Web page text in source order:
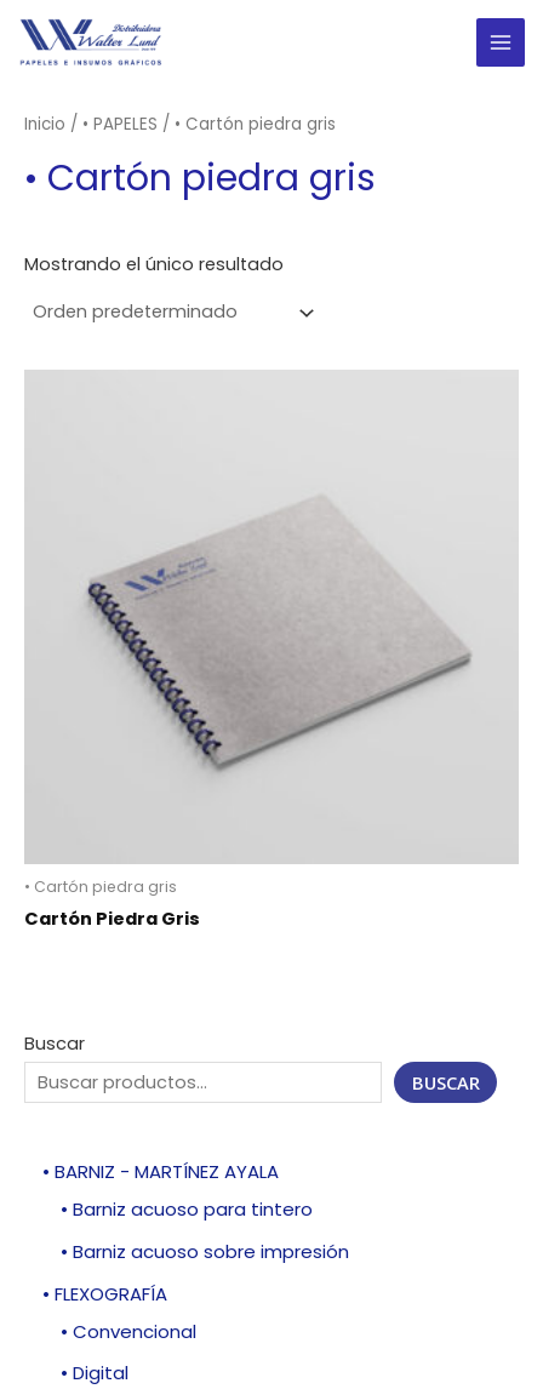
contenido
Buscar
BUSCAR
• BARNIZ - MARTÍNEZ AYALA
• Barniz acuoso para tintero
• Barniz acuoso sobre impresión
• FLEXOGRAFÍA
• Convencional
• Digital
Inicio / • PAPELES / • Cartón piedra gris
• Cartón piedra gris
Mostrando el único resultado
• Cartón piedra gris
Cartón Piedra Gris